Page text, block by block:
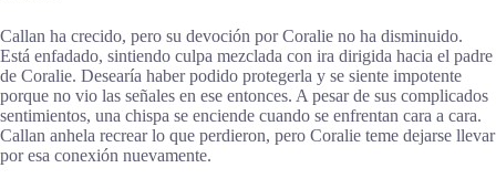
Callan ha crecido, pero su devoción por Coralie no ha disminuido.
Está enfadado, sintiendo culpa mezclada con ira dirigida hacia el padre
de Coralie. Desearía haber podido protegerla y se siente impotente
porque no vio las señales en ese entonces. A pesar de sus complicados
sentimientos, una chispa se enciende cuando se enfrentan cara a cara.
Callan anhela recrear lo que perdieron, pero Coralie teme dejarse llevar
por esa conexión nuevamente.